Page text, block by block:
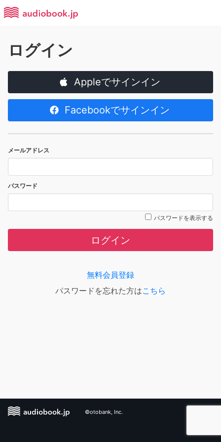
ログイン
Appleでサインイン
Facebookでサインイン
メールアドレス
パスワード
パスワードを表示する
ログイン
無料会員登録
パスワードを忘れた方はこちら
©otobank, Inc.